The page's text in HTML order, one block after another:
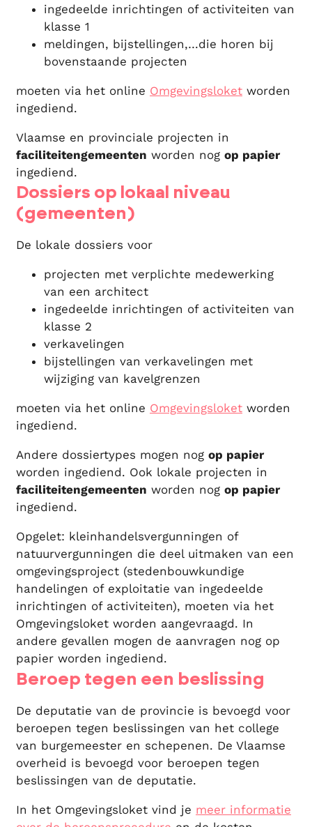
ingedeelde inrichtingen of activiteiten van
klasse 1
meldingen, bijstellingen,…die horen bij
bovenstaande projecten
moeten via het online Omgevingsloket worden
ingediend.
Vlaamse en provinciale projecten in
faciliteitengemeenten worden nog op papier
ingediend.
Dossiers op lokaal niveau
(gemeenten)
De lokale dossiers voor
projecten met verplichte medewerking
van een architect
ingedeelde inrichtingen of activiteiten van
klasse 2
verkavelingen
bijstellingen van verkavelingen met
wijziging van kavelgrenzen
moeten via het online Omgevingsloket worden
ingediend.
Andere dossiertypes mogen nog op papier
worden ingediend. Ook lokale projecten in
faciliteitengemeenten worden nog op papier
ingediend.
Opgelet: kleinhandelsvergunningen of
natuurvergunningen die deel uitmaken van een
omgevingsproject (stedenbouwkundige
handelingen of exploitatie van ingedeelde
inrichtingen of activiteiten), moeten via het
Omgevingsloket worden aangevraagd. In
andere gevallen mogen de aanvragen nog op
papier worden ingediend.
Beroep tegen een beslissing
De deputatie van de provincie is bevoegd voor
beroepen tegen beslissingen van het college
van burgemeester en schepenen. De Vlaamse
overheid is bevoegd voor beroepen tegen
beslissingen van de deputatie.
In het Omgevingsloket vind je meer informatie